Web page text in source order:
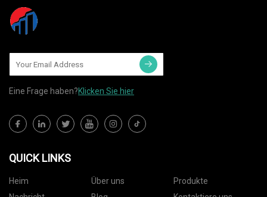
Eine Frage haben?Klicken Sie hier
QUICK LINKS
Heim Über uns
Produkte